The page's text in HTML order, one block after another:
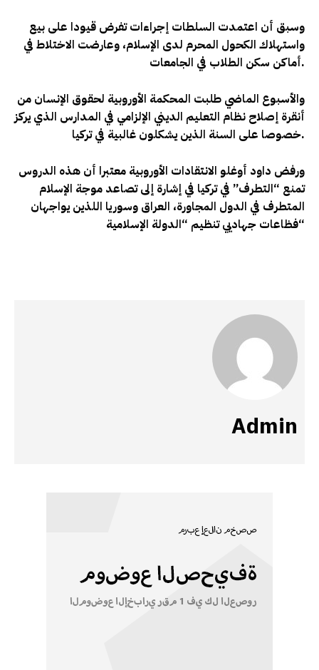
وسبق أن اعتمدت السلطات إجراءات تفرض قيودا على بيع
واستهلاك الكحول المحرم لدى الإسلام، وعارضت الاختلاط في
أماكن سكن الطلاب في الجامعات.
والأسبوع الماضي طلبت المحكمة الأوروبية لحقوق الإنسان من
أنقرة إصلاح نظام التعليم الديني الإلزامي في المدارس الذي يركز
خصوصا على السنة الذين يشكلون غالبية في تركيا.
ورفض داود أوغلو الانتقادات الأوروبية معتبرا أن هذه الدروس
تمنع “التطرف” في تركيا في إشارة إلى تصاعد موجة الإسلام
المتطرف في الدول المجاورة، العراق وسوريا اللذين يواجهان
فظاعات جهاديي تنظيم “الدولة الإسلامية “
Admin